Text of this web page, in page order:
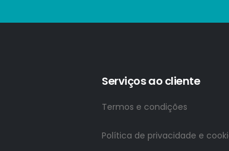
Serviços ao cliente
Termos e condições
Política de privacidade e